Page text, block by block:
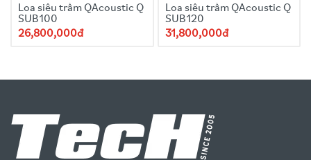
Loa siêu trầm QAcoustic Q
SUB100
26,800,000đ
Loa siêu trầm QAcoustic Q
SUB120
31,800,000đ